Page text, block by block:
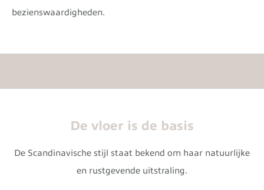
bezienswaardigheden.
De vloer is de basis
De Scandinavische stijl staat bekend om haar natuurlijke
en rustgevende uitstraling.